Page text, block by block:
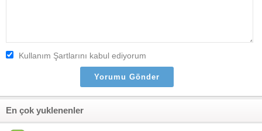
Kullanım Şartlarını kabul ediyorum
En çok yuklenenler